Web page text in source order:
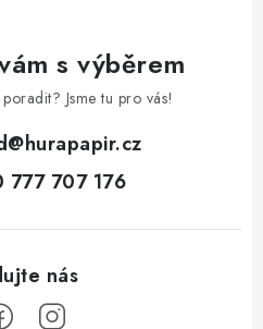
s výběrem
Jsme tu pro vás!
@hurapapir.cz
777 707 176